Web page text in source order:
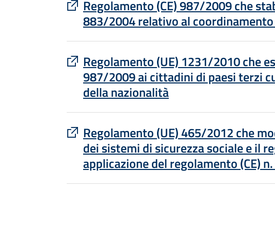
Regolamento (CE) 987/2009 che
883/2004 relativo al
: apre un sito esterno in una nuova
Regolamento (UE) 1231/2010 che
987/2009 ai cittadini di paesi terzi
della nazionalità
: apre un sito esterno in una nuova
Regolamento (UE) 465/2012 che
dei sistemi di sicurezza sociale e il
applicazione del regolamento (CE)
: apre un sito esterno in una nuova